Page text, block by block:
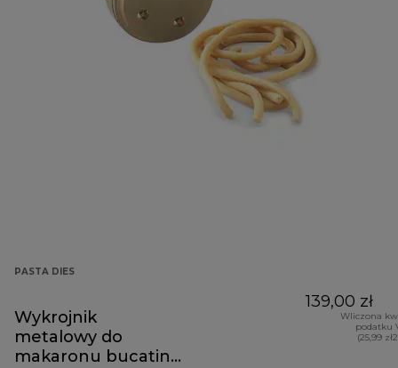
PASTA DIES
Wykrojnik
metalowy do
makaronu bucatini
139,00 zł
Wliczona
podatku
(25,99